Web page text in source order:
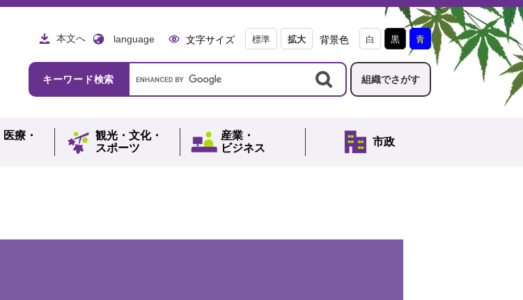
本文へ language 文字サイズ 標準 拡大 背景色 白 黒 青
キーワード検索
カ
ス
検
索
組織でさがす
医療・
観光・ 文化・
スポーツ
産業・
ビジネス
市政